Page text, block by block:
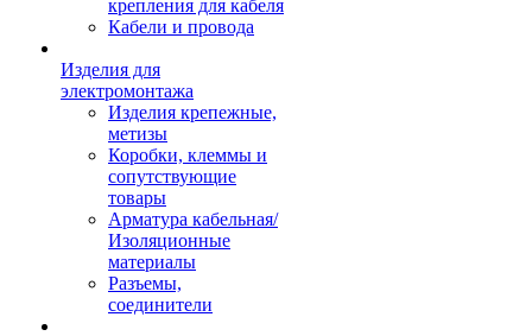
крепления для кабеля
Кабели и провода
Изделия для
электромонтажа
Изделия крепежные,
метизы
Коробки, клеммы и
сопутствующие
товары
Арматура кабельная/
Изоляционные
материалы
Разъемы,
соединители